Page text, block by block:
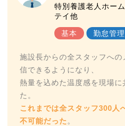
特別養護老人ホー
テイ他
施設長からの全スタッフへ
信できるようになり、
熱量を込めた温度感を現場に
これまでは全スタッフ300人
不可能だった